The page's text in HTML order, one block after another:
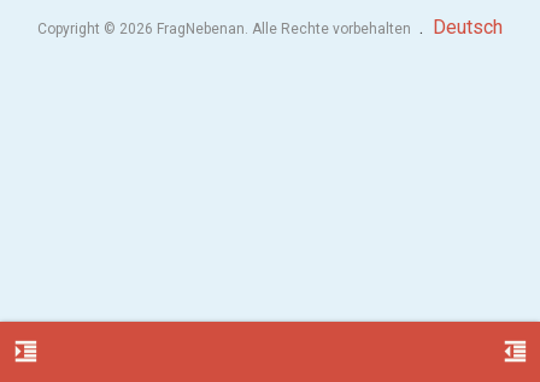
format_indent_increase format_indent_decrease
Copyright © 2026 FragNebenan. Alle Rechte vorbehalten . Deutsch